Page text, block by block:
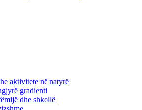
aktivitete në natyrë
gradienti
dhe shkollë